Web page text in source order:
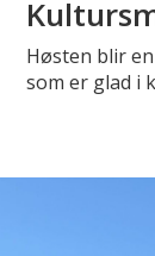
Høsten blir
som er glad i